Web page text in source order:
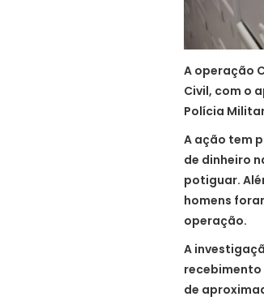
A operação
Civil, com o
Polícia
A ação tem
de dinheiro
potiguar.
homens
operação.
A
de